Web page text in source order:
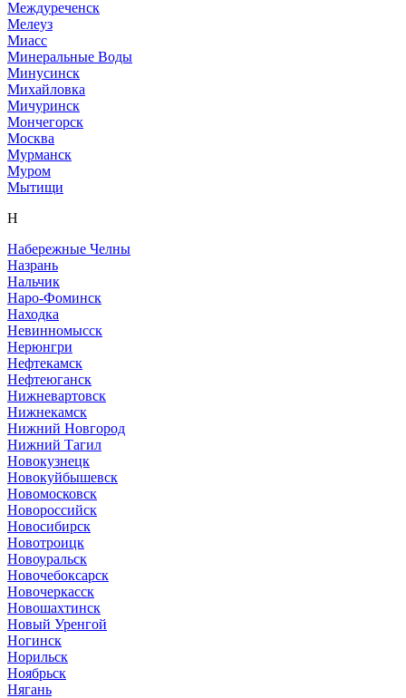
Междуреченск
Мелеуз
Миасс
Минеральные Воды
Минусинск
Михайловка
Мичуринск
Мончегорск
Москва
Мурманск
Муром
Мытищи
Н
Набережные Челны
Назрань
Нальчик
Наро-Фоминск
Находка
Невинномысск
Нерюнгри
Нефтекамск
Нефтеюганск
Нижневартовск
Нижнекамск
Нижний Новгород
Нижний Тагил
Новокузнецк
Новокуйбышевск
Новомосковск
Новороссийск
Новосибирск
Новотроицк
Новоуральск
Новочебоксарск
Новочеркасск
Новошахтинск
Новый Уренгой
Ногинск
Норильск
Ноябрьск
Нягань